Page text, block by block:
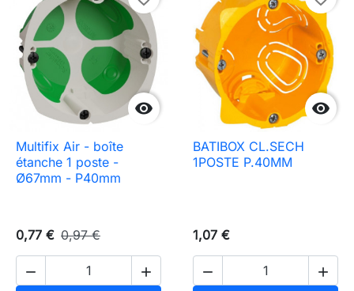

Multifix Air - boîte
étanche 1 poste -
Ø67mm - P40mm
0,77 € 0,97 €
 

BATIBOX CL.SECH
1POSTE P.40MM
1,07 €
 